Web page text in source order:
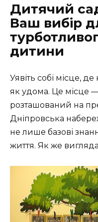
Дитячий
Ваш вибір
дитини
Уявіть собі місце,
як удома. Це місце
розташований на
Дніпровська
не лише базові
життя. Як же